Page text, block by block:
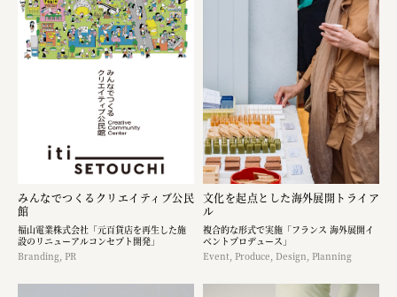
みんなでつくるクリエイティブ公民
館
福山電業株式会社「元百貨店を再生した施
設のリニューアルコンセプト開発」
Branding, PR
文化を起点とした海外展開トライア
ル
複合的な形式で実施「フランス 海外展開イ
ベントプロデュース」
Event, Produce, Design, Planning